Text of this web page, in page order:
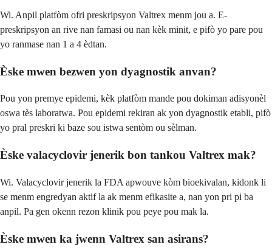
Wi. Anpil platfòm ofri preskripsyon Valtrex menm jou a. E-
preskripsyon an rive nan famasi ou nan kèk minit, e pifò yo pare pou
yo ranmase nan 1 a 4 èdtan.
Èske mwen bezwen yon dyagnostik anvan?
Pou yon premye epidemi, kèk platfòm mande pou dokiman adisyonèl
oswa tès laboratwa. Pou epidemi rekiran ak yon dyagnostik etabli, pifò
yo pral preskri ki baze sou istwa sentòm ou sèlman.
Èske valacyclovir jenerik bon tankou Valtrex mak?
Wi. Valacyclovir jenerik la FDA apwouve kòm bioekivalan, kidonk li
se menm engredyan aktif la ak menm efikasite a, nan yon pri pi ba
anpil. Pa gen okenn rezon klinik pou peye pou mak la.
Èske mwen ka jwenn Valtrex san asirans?